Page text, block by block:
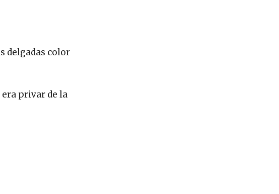
delgadas color
era privar de la